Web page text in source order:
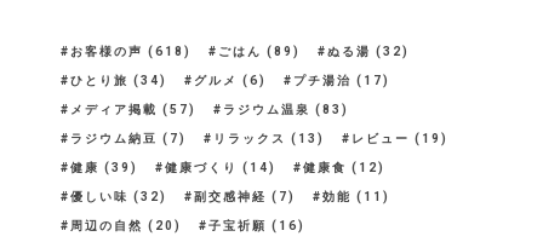
お客様の声 (618) ごはん (89) ぬる湯 (32)
ひとり旅 (34) グルメ (6) プチ湯治 (17)
メディア掲載 (57) ラジウム温泉 (83)
ラジウム納豆 (7) リラックス (13) レビュー (19)
健康 (39) 健康づくり (14) 健康食 (12)
優しい味 (32) 副交感神経 (7) 効能 (11)
周辺の自然 (20) 子宝祈願 (16)